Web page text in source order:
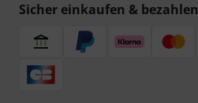
Sicher einkaufen & bezahlen